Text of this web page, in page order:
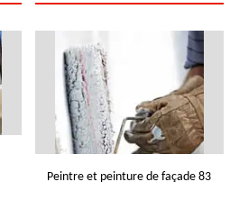
Peintre et peinture de façade 83